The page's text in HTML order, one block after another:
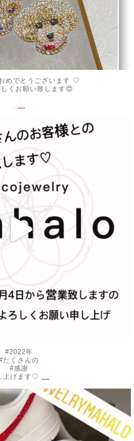
めでとうございます ♡
くお願い致します😍
.
. ...
#2022年
たくさんの
#感謝
上げます♡ ...